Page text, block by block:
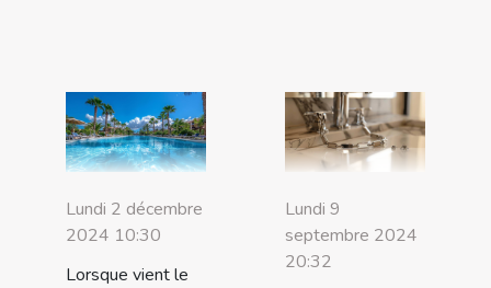
Lundi 2 décembre
2024 10:30
Lorsque vient le
Lundi 9
septembre 2024
20:32